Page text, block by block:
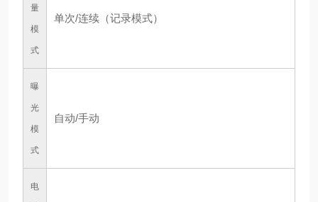
量
模
式
单次/连续（记录模式）
曝
光
模
式
自动/手动
电